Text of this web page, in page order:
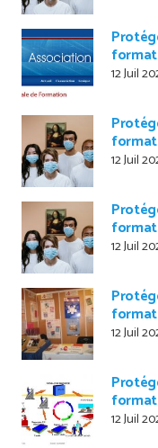
12 Juil
12 Juil
12 Juil
12 Juil
12 Juil